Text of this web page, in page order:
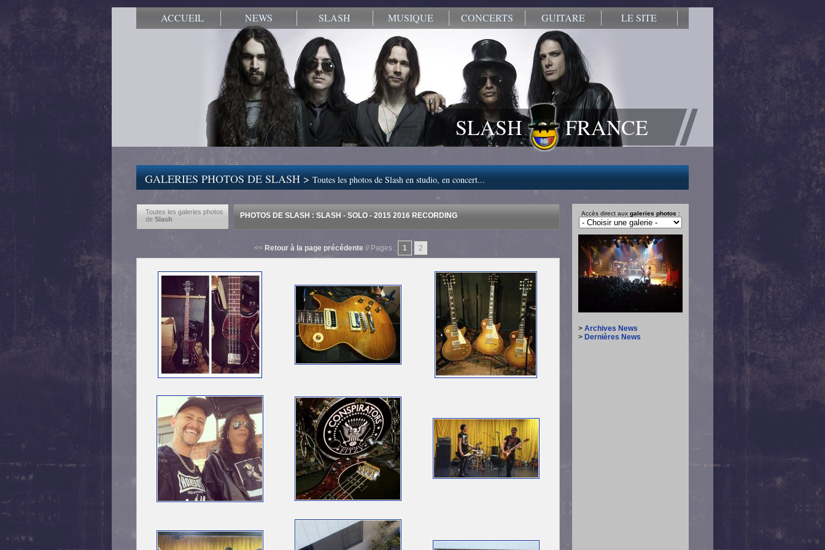
ACCUEIL NEWS SLASH MUSIQUE CONCERTS GUITARE LE SITE
SLASH FRANCE
GALERIES PHOTOS DE SLASH >Toutes les photos de Slash en studio, en concert...
Toutes les galeries photos
de Slash PHOTOS DE SLASH : SLASH - SOLO - 2015 2016 RECORDING
<< Retour à la page précédente // Pages : 1 2
Accès direct aux galeries photos :
> Archives News
> Dernières News